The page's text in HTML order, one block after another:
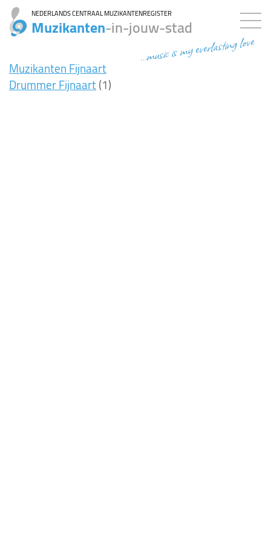
NEDERLANDS CENTRAAL MUZIKANTENREGISTER
Muzikanten-in-jouw-stad
...music is my everlasting love
Muzikanten Fijnaart
Drummer Fijnaart(1)